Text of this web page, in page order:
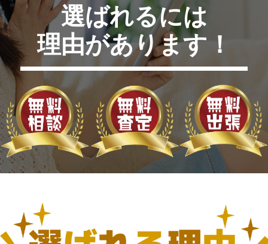
選ばれるには
理由があります！